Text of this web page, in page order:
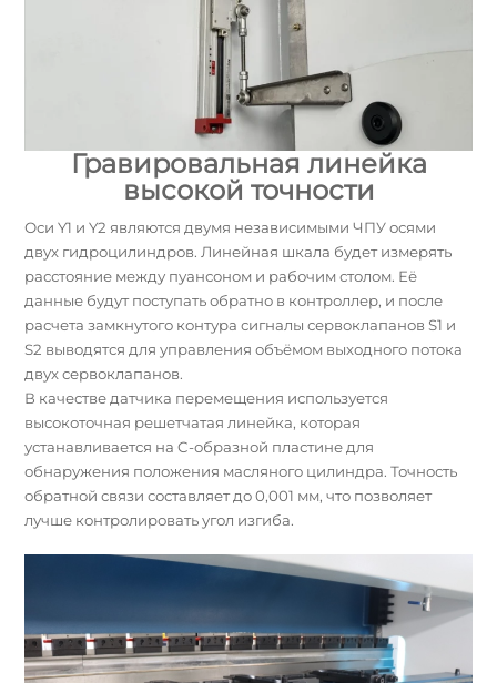
Гравировальная линейка
высокой точности
Оси Y1 и Y2 являются двумя независимыми ЧПУ осями
двух гидроцилиндров. Линейная шкала будет измерять
расстояние между пуансоном и рабочим столом. Её
данные будут поступать обратно в контроллер, и после
расчета замкнутого контура сигналы сервоклапанов S1 и
S2 выводятся для управления объёмом выходного потока
двух сервоклапанов.
В качестве датчика перемещения используется
высокоточная решетчатая линейка, которая
устанавливается на C-образной пластине для
обнаружения положения масляного цилиндра. Точность
обратной связи составляет до 0,001 мм, что позволяет
лучше контролировать угол изгиба.